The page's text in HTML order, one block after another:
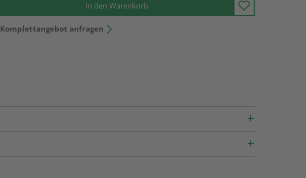
In den Warenkorb
Komplettangebot anfragen